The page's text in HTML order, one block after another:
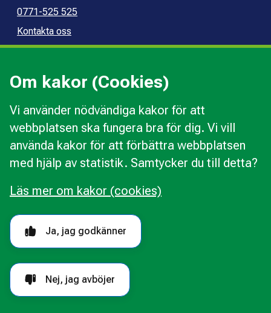
Om kakor (Cookies)
Vi använder nödvändiga kakor för att
webbplatsen ska fungera bra för dig. Vi vill
använda kakor för att förbättra webbplatsen
med hjälp av statistik. Samtycker du till detta?
Ja, jag godkänner
Nej, jag avböjer
Läs mer om kakor (cookies)
0771-525 525
Kontakta oss
Press
Kommunal budget- och skuldrådgivning
Om webbplatsen
Behandling av personuppgifter